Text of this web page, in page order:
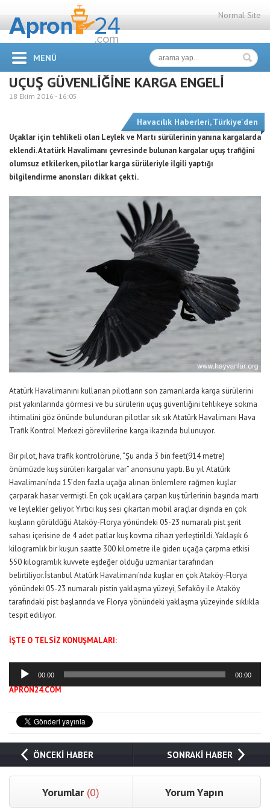
Normal Site
MENÜ
UÇUŞ GÜVENLİĞİNE KARGA ENGELİ
18 Ekim 2016 - 16:05
Havacılık Haberleri,Türkiye'den
Uçaklar için tehlikeli olan Leylek ve Martı sürülerinin yanına kargalarda
eklendi. Atatürk Havalimanı çevresinde bulunan kargalar uçuş trafiğini
olumsuz etkilerken, pilotlar karga sürüleriyle ilgili yaptığı
bilgilendirme anonsları dikkat çekti.
Atatürk Havalimanını kullanan pilotların son zamanlarda karga sürülerini
pist yakınlarında görmesi ve bu sürülerin uçuş güvenliğini tehlikeye sokma
ihtimalini göz önünde bulunduran pilotlar sık sık Atatürk Havalimanı Hava
Trafik Kontrol Merkezi görevlilerine karga ikazında bulunuyor.
Bir pilot, hava trafik kontrolörüne, “Şu anda 3 bin feet(914 metre)
önümüzde kuş sürüleri kargalar var” anonsunu yaptı. Bu yıl Atatürk
Havalimanı’nda 15’den fazla uçağa alınan önlemlere rağmen kuşlar
çarparak hasar vermişti. En çok uçaklara çarpan kuş türlerinin başında martı
ve leylekler geliyor. Yırtıcı kuş sesi çıkartan mobil araçlar dışında en çok
kuşların görüldüğü Ataköy-Florya yönündeki 05-23 numaralı pist şerit
sahası içerisine de 4 adet patlar kuş kovma cihazı yerleştirildi. Yaklaşık 6
kilogramlık bir kuşun saatte 300 kilometre ile giden uçağa çarpma etkisi
550 kilogramlık kuvvete eşdeğer olduğu uzmanlar tarafından
belirtiliyor.İstanbul Atatürk Havalimanı’nda kuşlar en çok Ataköy-Florya
yönündeki 05-23 numaralı pistin yaklaşma yüzeyi, Sefaköy ile Ataköy
tarafındaki pist başlarında ve Florya yönündeki yaklaşma yüzeyinde sıklıkla
tespit ediliyor.
İŞTE O TELSİZ KONUŞMALARI:
oynatıcı
00:00 00:00
APRON24.COM
ÖNCEKİ HABER SONRAKİ HABER
Yorumlar (0) Yorum Yapın